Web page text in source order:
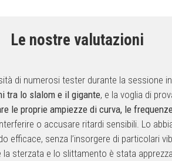
Le nostre valutazioni
di numerosi tester durante la sessione
tra lo slalom e il gigante, e la voglia di
le proprie ampiezze di curva, le
o accusare ritardi sensibili. Lo
efficace, senza l’insorgere di particolari
sterzata e lo slittamento è stata